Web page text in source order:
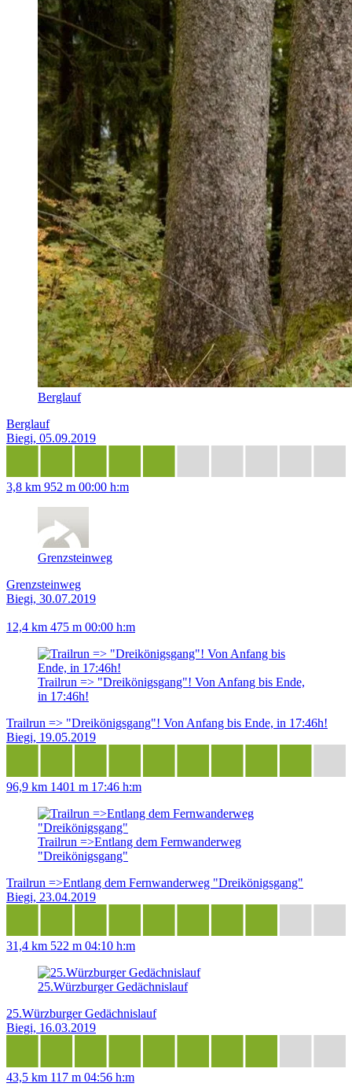
Berglauf
Berglauf
Biegi, 05.09.2019
3,8 km 952 m 00:00 h:m
Grenzsteinweg
Grenzsteinweg
Biegi, 30.07.2019
12,4 km 475 m 00:00 h:m
Trailrun => "Dreikönigsgang"! Von Anfang bis Ende,
in 17:46h!
Trailrun => "Dreikönigsgang"! Von Anfang bis Ende, in 17:46h!
Biegi, 19.05.2019
96,9 km 1401 m 17:46 h:m
Trailrun =>Entlang dem Fernwanderweg
"Dreikönigsgang"
Trailrun =>Entlang dem Fernwanderweg "Dreikönigsgang"
Biegi, 23.04.2019
31,4 km 522 m 04:10 h:m
25.Würzburger Gedächnislauf
25.Würzburger Gedächnislauf
Biegi, 16.03.2019
43,5 km 117 m 04:56 h:m